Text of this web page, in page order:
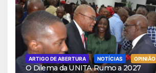
ARTIGO DE ABERTURA NOTÍCIAS OPINIÃO
O Dilema da UNITA Rumo a 2027